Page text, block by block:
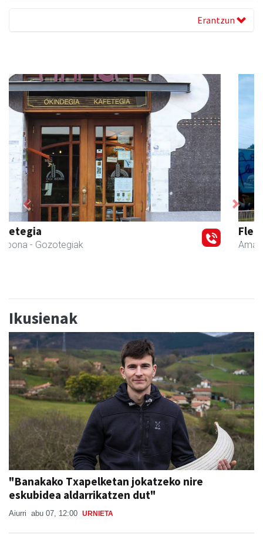
Erantzun
Fleming Herri Eskola
Amasa-Villabona - Hezkuntza
Previous Next
Ikusienak
"Banakako Txapelketan jokatzeko nire
eskubidea aldarrikatzen dut"
Aiurri abu 07, 12:00 URNIETA